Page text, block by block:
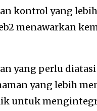
kontrol yang
menawarkan
yang perlu
yang lebih
untuk